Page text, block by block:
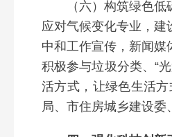
（六）构筑绿色低碳
应对气候变化专业，
中和工作宣传，新闻
积极参与垃圾分类、“
活方式，让绿色生活
局、市住房城乡建设